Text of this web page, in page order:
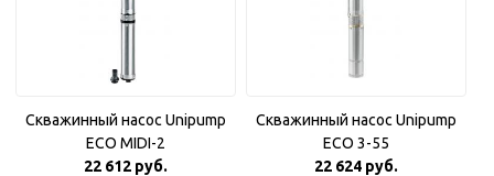
Скважинный насос Unipump
ECO MIDI-2
22 612 руб.
Скважинный насос Unipump
ECO 3-55
22 624 руб.